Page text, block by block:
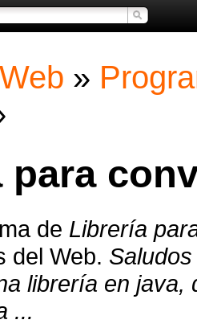
»
para
de Librería
del Web.
librería en java,
...